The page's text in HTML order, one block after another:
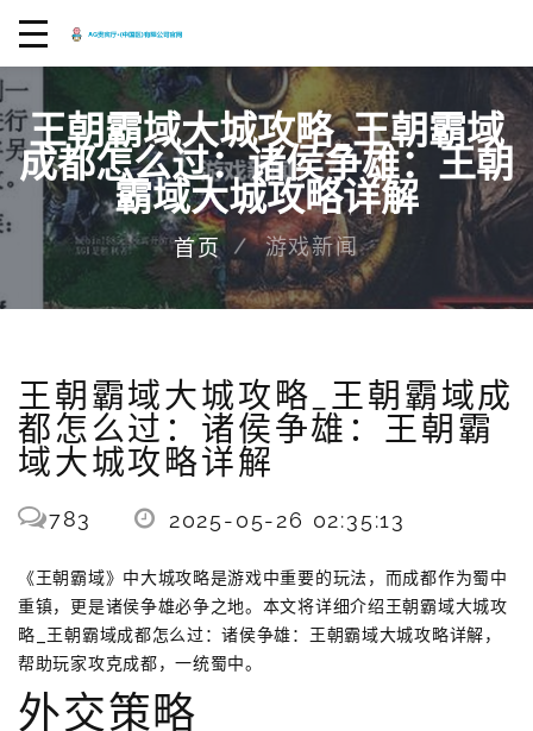
王朝霸域大城攻略_王朝霸域
成都怎么过：诸侯争雄：王朝
霸域大城攻略详解
首页 游戏新闻
王朝霸域大城攻略_王朝霸域成
都怎么过：诸侯争雄：王朝霸
域大城攻略详解
783 2025-05-26 02:35:13
《王朝霸域》中大城攻略是游戏中重要的玩法，而成都作为蜀中
重镇，更是诸侯争雄必争之地。本文将详细介绍王朝霸域大城攻
略_王朝霸域成都怎么过：诸侯争雄：王朝霸域大城攻略详解，
帮助玩家攻克成都，一统蜀中。
外交策略